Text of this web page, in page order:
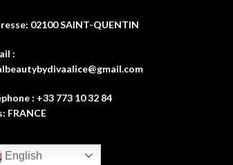
02100 SAINT-QUENTIN
:
: +33 773 10 32 84
FRANCE
English